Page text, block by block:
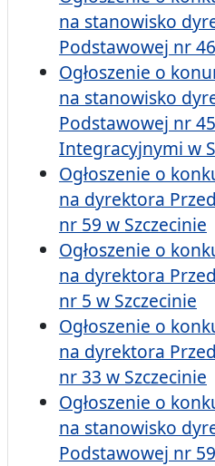
na stanowisko
Podstawowej nr
Ogłoszenie o
na stanowisko
Podstawowej nr
Integracyjnymi w
Ogłoszenie o
na dyrektora
nr 59 w Szczecinie
Ogłoszenie o
na dyrektora
nr 5 w Szczecinie
Ogłoszenie o
na dyrektora
nr 33 w Szczecinie
Ogłoszenie o
na stanowisko
Podstawowej nr